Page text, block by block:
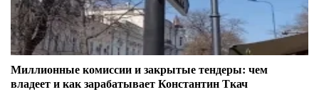
Миллионные комиссии и закрытые тендеры: чем
владеет и как зарабатывает Константин Ткач